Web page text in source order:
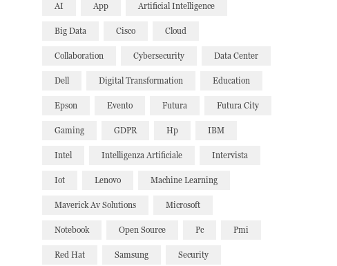
AI App Artificial Intelligence
Big Data Cisco Cloud
Collaboration Cybersecurity Data Center
Dell Digital Transformation Education
Epson Evento Futura Futura City
Gaming GDPR Hp IBM
Intel Intelligenza Artificiale Intervista
Iot Lenovo Machine Learning
Maverick Av Solutions Microsoft
Notebook Open Source Pc Pmi
Red Hat Samsung Security